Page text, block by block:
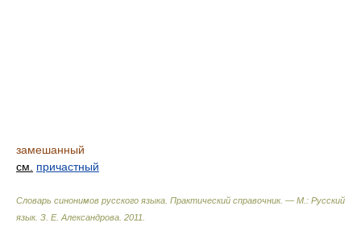
замешанный
см.
причастный
Словарь синонимов русского языка. Практический справочник. — М.: Русский
язык. З. Е. Александрова 2011